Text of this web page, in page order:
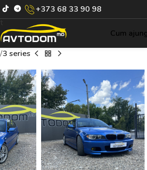
+373 68 33 90 98
Cum
3 series